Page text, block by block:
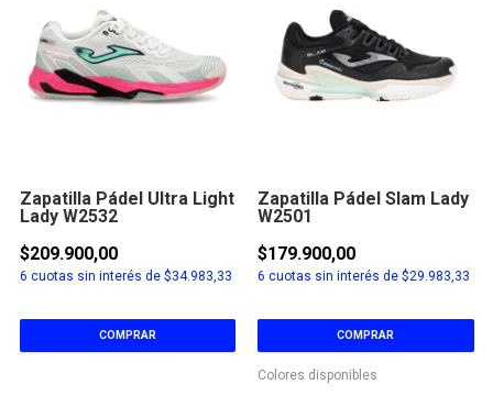
Zapatilla Pádel Ultra Light
Lady W2532
$209.900,00
6 cuotas sin interés de $34.983,33
COMPRAR
Zapatilla Pádel Slam Lady
W2501
$179.900,00
6 cuotas sin interés de $29.983,33
COMPRAR
Colores disponibles